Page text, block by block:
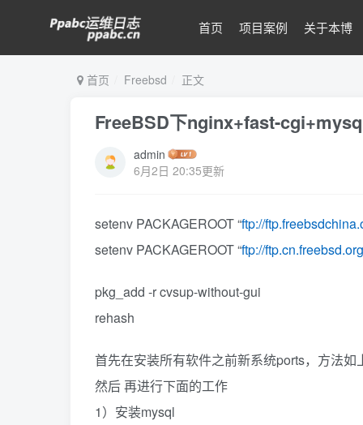
首页 项目案例 关于本博
首页 Freebsd 正文
FreeBSD下nginx+fast-
admin
6月2日 20:35更新
setenv PACKAGEROOT “ftp://
setenv PACKAGEROOT “ftp://ftp.cn.freebsd.org
pkg_add -r cvsup-without-gui
rehash
首先在安装所有软件之前新系统ports，方法如
然后 再进行下面的工作
1）安装mysql